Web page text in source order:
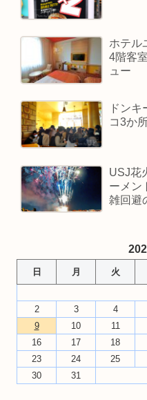
ホテル
4階客
ュー
ドン
コ3か
USJ花
ーメン
雑回避
日 月 火
2
3 4
9
10 11
16
17 18
23
24 25
30
31